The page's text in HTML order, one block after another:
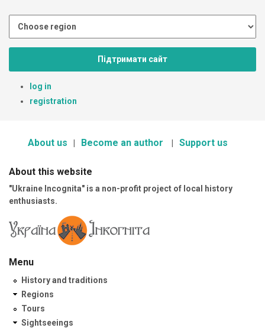
Підтримати сайт
log in
registration
About us Become an author Support us
About this website
"Ukraine Incognita" is a non-profit project of local history
enthusiasts.
Menu
History and traditions
Regions
Tours
Sightseeings